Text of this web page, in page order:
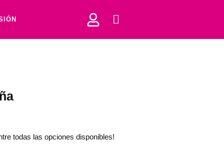
todas las opciones disponibles!